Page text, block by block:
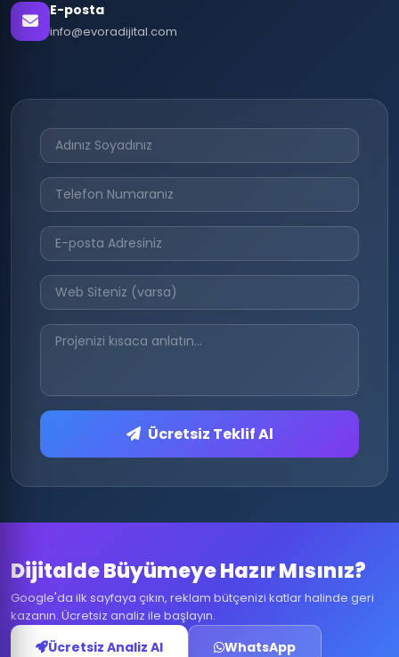
E-posta
info@evoradijital.com
Ücretsiz Teklif Al
Dijitalde Büyümeye Hazır Mısınız?
Google'da ilk sayfaya çıkın, reklam bütçenizi katlar halinde geri
kazanın. Ücretsiz analiz ile başlayın.
Ücretsiz Analiz Al WhatsApp